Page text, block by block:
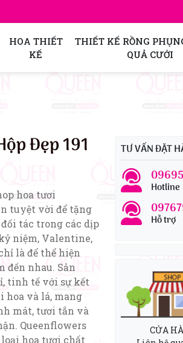
HOA THIẾT
KẾ
THIẾT KẾ RỒNG
QUẢ CƯỚI
TƯ VẤN ĐẶT
Hotline
Hỗ trợ
CỬA
Đẹp 191
hoa tươi
tuyệt vời để tặng
tác trong các dịp
niệm, Valentine,
là để thể hiện
đến nhau. Sản
tinh tế với sự kết
hoa và lá, mang
mát, tươi tắn và
Queenflowers
hoa tươi chất